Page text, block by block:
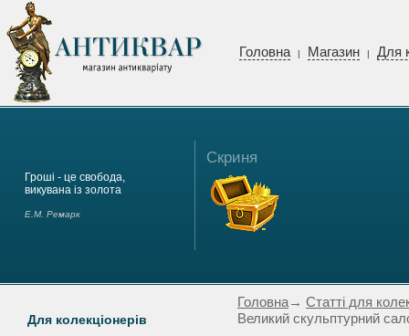
Головна | Магазин | Для
Гроші - це свобода,
викувана із золота
Е.М. Ремарк
Скриня
Для колекціонерів
Головна→ Статті для
Великий скульптурний